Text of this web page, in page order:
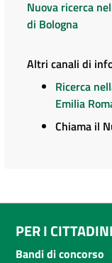
Nuova ricerca
di Bologna
Altri canali di
Ricerca
Emilia
Chiama il
PER I CITTADINI
Bandi di concorso